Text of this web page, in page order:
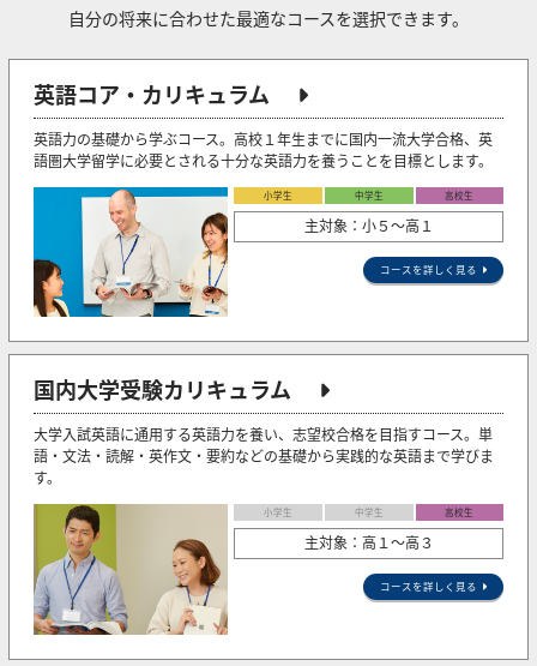
自分の将来に合わせた最適なコースを選択できます。
英語コア・カリキュラム
英語力の基礎から学ぶコース。高校１年生までに国内一流大学合格、英
語圏大学留学に必要とされる十分な英語力を養うことを目標とします。
小学生 中学生 高校生
主対象：小５〜高１
コースを詳しく見る
国内大学受験カリキュラム
大学入試英語に通用する英語力を養い、志望校合格を目指すコース。単
語・文法・読解・英作文・要約などの基礎から実践的な英語まで学びま
す。
小学生 中学生 高校生
主対象：高１～高３
コースを詳しく見る